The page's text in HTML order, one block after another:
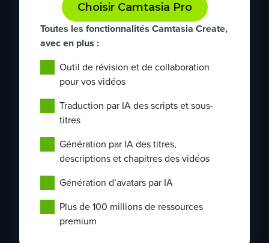
Choisir Camtasia Pro
Toutes les fonctionnalités Camtasia Create,
avec en plus :
Outil de révision et de collaboration
pour vos vidéos
Traduction par IA des scripts et sous-
titres
Génération par IA des titres,
descriptions et chapitres des vidéos
Génération d’avatars par IA
Plus de 100 millions de ressources
premium